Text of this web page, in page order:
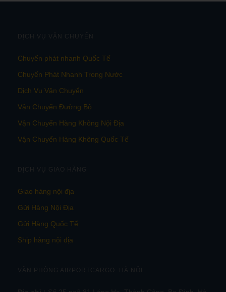
DỊCH VỤ VẬN CHUYỂN
Chuyển phát nhanh Quốc Tế
Chuyển Phát Nhanh Trong Nước
Dịch Vụ Vận Chuyển
Vận Chuyển Đường Bộ
Vận Chuyển Hàng Không Nội Địa
Vận Chuyển Hàng Không Quốc Tế
DỊCH VỤ GIAO HÀNG
Giao hàng nội địa
Gửi Hàng Nội Địa
Gửi Hàng Quốc Tế
Ship hàng nội địa
VĂN PHÒNG AIRPORTCARGO HÀ NỘI